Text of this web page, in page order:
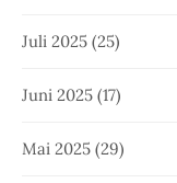
Juli 2025 (25)
Juni 2025 (17)
Mai 2025 (29)